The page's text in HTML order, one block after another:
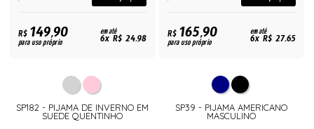
R$149,90
para uso próprio
em até
6x R$ 24,98
SP182 - PIJAMA DE INVERNO EM
SUEDE QUENTINHO
R$165,90
para uso próprio
em até
6x R$ 27,65
SP39 - PIJAMA AMERICANO
MASCULINO